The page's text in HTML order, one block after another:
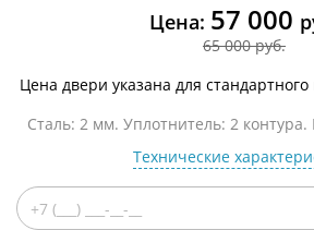
Цена: 57 000
65 000 руб.
Цена двери указана для
Сталь: 2 мм. Уплотнитель: 2 контура.
Технические